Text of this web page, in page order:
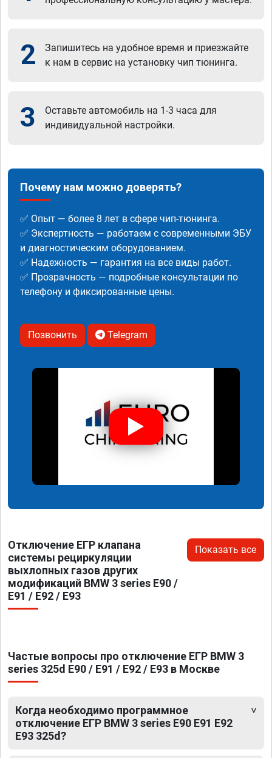
2
Запишитесь на удобное время и приезжайте
к нам в сервис на установку чип тюнинга.
3
Оставьте автомобиль на 1-3 часа для
индивидуальной настройки.
Почему нам можно доверять?
✅ Опыт — более 8 лет в сфере чип-тюнинга.
✅ Экспертность — работаем с современными ЭБУ
и диагностическим оборудованием.
✅ Надежность — гарантия на все виды работ.
✅ Прозрачность — подробные консультации по
телефону и фиксированные цены.
Позвонить Telegram
Отключение ЕГР клапана
системы рециркуляции
выхлопных газов других
модификаций BMW 3 series E90 /
E91 / E92 / E93
Показать все
Частые вопросы про отключение ЕГР BMW 3
series 325d E90 / E91 / E92 / E93 в Москве
Когда необходимо программное
отключение ЕГР BMW 3 series E90 E91 E92
E93 325d?